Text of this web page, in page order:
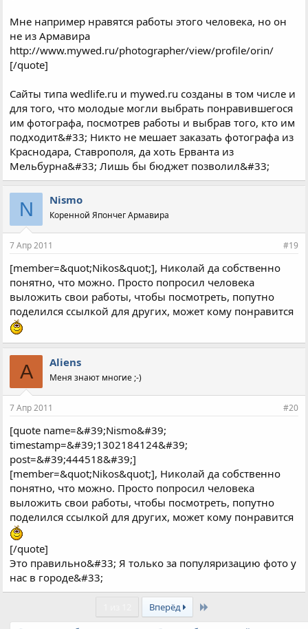
Мне например нравятся работы этого человека, но он
не из Армавира
http://www.mywed.ru/photographer/view/profile/orin/
[/quote]
Сайты типа wedlife.ru и mywed.ru созданы в том числе и
для того, что молодые могли выбрать понравившегося
им фотографа, посмотрев работы и выбрав того, кто им
подходит&#33; Никто не мешает заказать фотографа из
Краснодара, Ставрополя, да хоть Ерванта из
Мельбурна&#33; Лишь бы бюджет позволил&#33;
N Nismo
Коренной Япончег Армавира
7 Апр 2011 #19
[member=&quot;Nikos&quot;], Николай да собственно
понятно, что можно. Просто попросил человека
выложить свои работы, чтобы посмотреть, попутно
поделился ссылкой для других, может кому понравится
A Aliens
Меня знают многие ;-)
7 Апр 2011 #20
[quote name=&#39;Nismo&#39;
timestamp=&#39;1302184124&#39;
post=&#39;444518&#39;]
[member=&quot;Nikos&quot;], Николай да собственно
понятно, что можно. Просто попросил человека
выложить свои работы, чтобы посмотреть, попутно
поделился ссылкой для других, может кому понравится
[/quote]
Это правильно&#33; Я только за популяризацию фото у
нас в городе&#33;
Вперёд